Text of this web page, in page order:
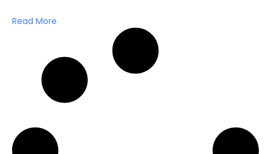
Read More